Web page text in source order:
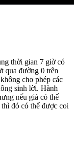
thời gian 7 giờ có
qua đường 0 trên
cho phép các
sinh lời. Hành
nếu giá có thể
đó có thể được coi